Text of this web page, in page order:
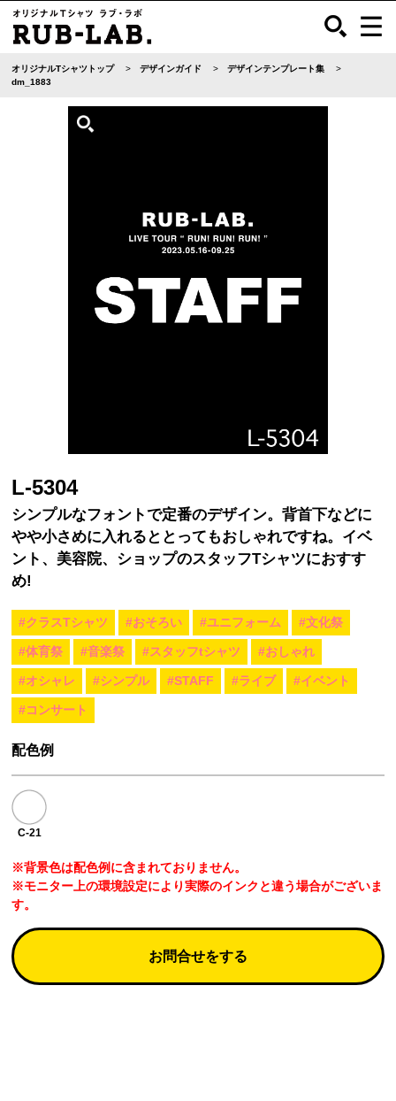
オリジナルTシャツトップ デザインガイド
デザインテンプレート集
dm_1883
L-5304
シンプルなフォントで定番のデザイン。背首下などに
やや小さめに入れるととってもおしゃれですね。イベ
ント、美容院、ショップのスタッフTシャツにおすす
め!
#クラスTシャツ #おそろい #ユニフォーム #文化祭
#体育祭 #音楽祭 #スタッフtシャツ #おしゃれ
#オシャレ #シンプル #STAFF #ライブ #イベント
#コンサート
配色例
C-21
※背景色は配色例に含まれておりません。
※モニター上の環境設定により実際のインクと違う場合がございま
す。
お問合せをする